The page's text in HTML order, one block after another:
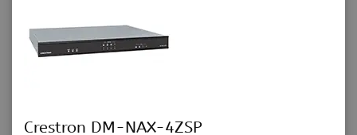
Crestron DM-NAX-4ZSP